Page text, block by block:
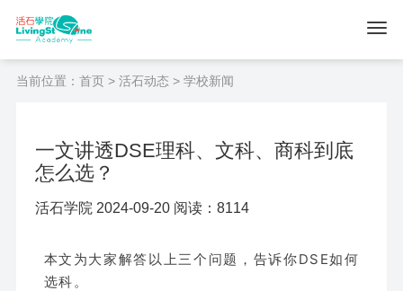
当前位置： 首页> 活石动态> 学校新闻
一文讲透DSE理科、文科、商科到底
怎么选？
活石学院 2024-09-20 阅读：8114
本文为大家解答以上三个问题，告诉你DSE如何
选科。